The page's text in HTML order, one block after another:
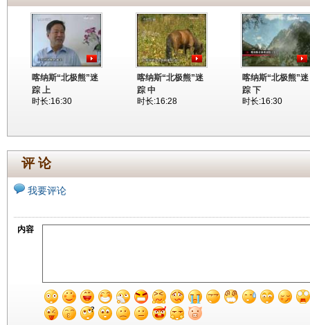
喀纳斯“北极熊”迷
踪 上
时长:16:30
喀纳斯“北极熊”迷
踪 中
时长:16:28
喀纳斯“北极熊”迷
踪 下
时长:16:30
评 论
我要评论
内容